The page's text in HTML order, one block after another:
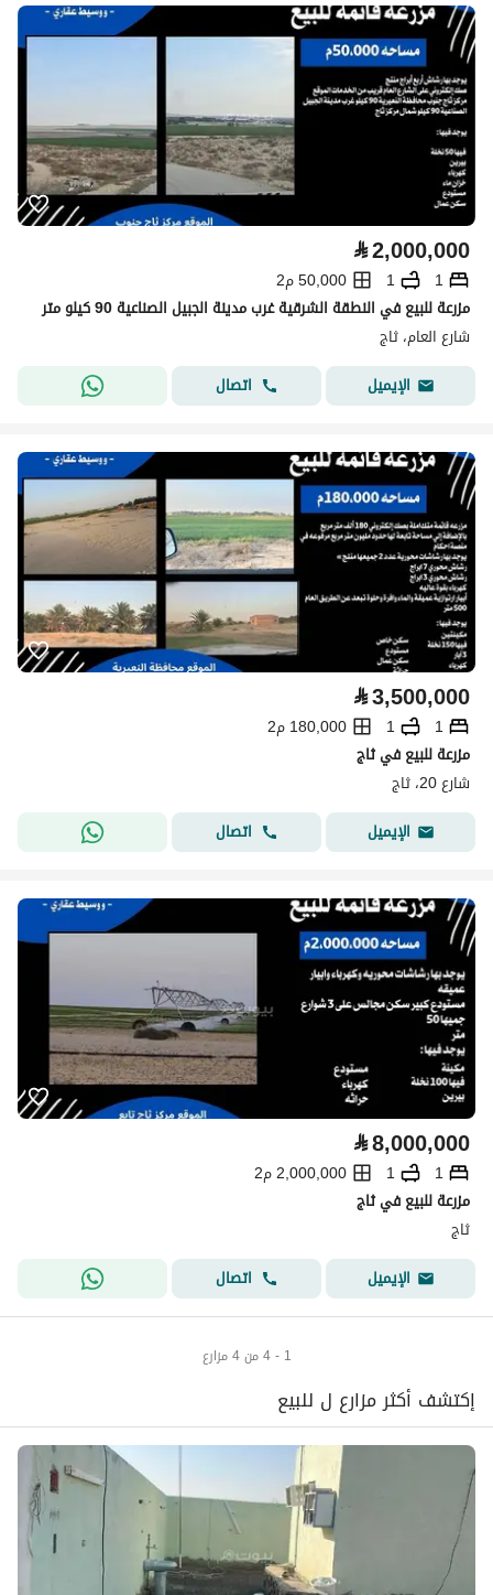
⃁2,000,000
1
1
50,000 م2
مزرعة للبيع في النطقة الشرقية غرب مدينة الجبيل الصناعية 90 كيلو متر
شارع العام، ثاج
الإيميل
اتصال
⃁3,500,000
1
1
180,000 م2
مزرعة للبيع في ثاج
شارع 20، ثاج
الإيميل
اتصال
⃁8,000,000
1
1
2,000,000 م2
مزرعة للبيع في ثاج
ثاج
الإيميل
اتصال
1 - 4 من 4 مزارع
إكتشف أكثر مزارع ل للبيع